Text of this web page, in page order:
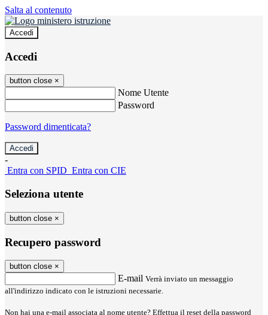
Salta al contenuto
Accedi
Accedi
button close ×
Nome Utente
Password
Password dimenticata?
-
Entra con SPID Entra con CIE
Seleziona utente
button close ×
Recupero password
button close ×
E-mail Verrà inviato un messaggio
all'indirizzo indicato con le istruzioni necessarie.
Non hai una e-mail associata al nome utente? Effettua il reset della password